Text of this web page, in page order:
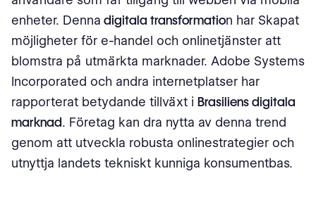
enheter. Denna digitala transformation har Skapat
möjligheter för e-handel och onlinetjänster att
blomstra på utmärkta marknader. Adobe Systems
Incorporated och andra internetplatser har
rapporterat betydande tillväxt i Brasiliens digitala
marknad. Företag kan dra nytta av denna trend
genom att utveckla robusta onlinestrategier och
utnyttja landets tekniskt kunniga konsumentbas.